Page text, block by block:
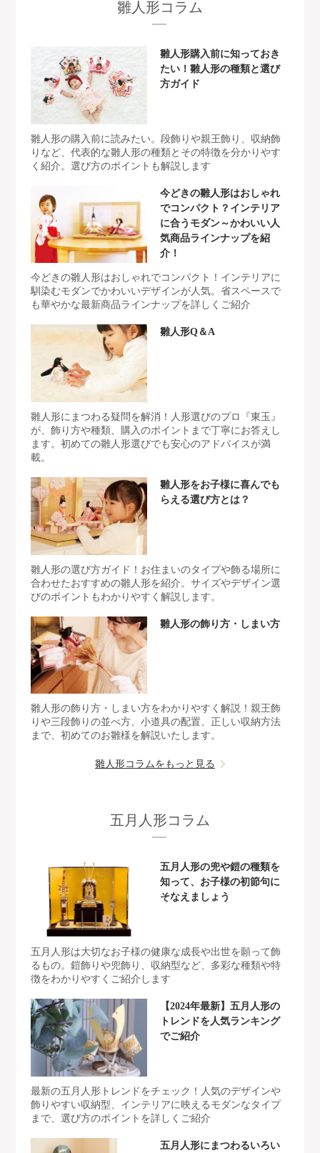
雛人形コラム
雛人形購入前に知っておき
たい！雛人形の種類と選び
方ガイド
雛人形の購入前に読みたい。段飾りや親王飾り、収納飾
りなど、代表的な雛人形の種類とその特徴を分かりやす
く紹介。選び方のポイントも解説します
今どきの雛人形はおしゃれ
でコンパクト？インテリア
に合うモダン～かわいい人
気商品ラインナップを紹
介！
今どきの雛人形はおしゃれでコンパクト！インテリアに
馴染むモダンでかわいいデザインが人気。省スペースで
も華やかな最新商品ラインナップを詳しくご紹介
雛人形Q＆A
雛人形にまつわる疑問を解消！人形選びのプロ『東玉』
が、飾り方や種類、購入のポイントまで丁寧にお答えし
ます。初めての雛人形選びでも安心のアドバイスが満
載。
雛人形をお子様に喜んでも
らえる選び方とは？
雛人形の選び方ガイド！お住まいのタイプや飾る場所に
合わせたおすすめの雛人形を紹介。サイズやデザイン選
びのポイントもわかりやすく解説します。
雛人形の飾り方・しまい方
雛人形の飾り方・しまい方をわかりやすく解説！親王飾
りや三段飾りの並べ方、小道具の配置、正しい収納方法
まで、初めてのお雛様を解説いたします。
雛人形コラムをもっと見る
五月人形コラム
五月人形の兜や鎧の種類を
知って、お子様の初節句に
そなえましょう
五月人形は大切なお子様の健康な成長や出世を願って飾
るもの。鎧飾りや兜飾り、収納型など、多彩な種類や特
徴をわかりやすくご紹介します
【2024年最新】五月人形の
トレンドを人気ランキング
でご紹介
最新の五月人形トレンドをチェック！人気のデザインや
飾りやすい収納型、インテリアに映えるモダンなタイプ
まで、選び方のポイントを詳しくご紹介
五月人形にまつわるいろい